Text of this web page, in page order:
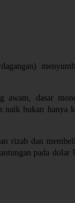
awam, dasar
naik bukan hanya
rizab dan
pada dolar